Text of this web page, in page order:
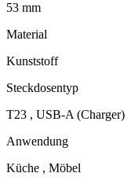
53 mm
Material
Kunststoff
Steckdosentyp
T23 , USB-A (Charger)
Anwendung
Küche , Möbel